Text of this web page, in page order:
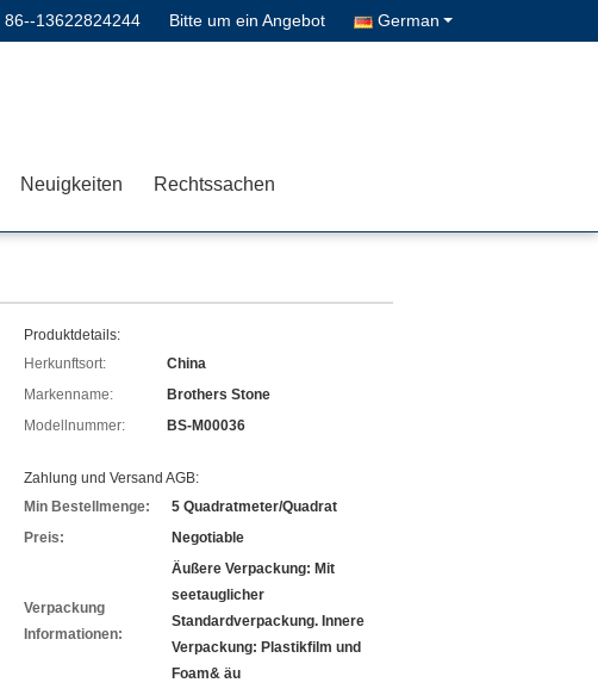
86--13622824244 Bitte um ein Angebot German
Neuigkeiten Rechtssachen
Produktdetails:
Herkunftsort:
China
Markenname:
Brothers Stone
Modellnummer:
BS-M00036
Zahlung und Versand AGB:
Min Bestellmenge:
5 Quadratmeter/Quadrat
Preis:
Negotiable
Verpackung
Informationen:
Äußere Verpackung: Mit
seetauglicher
Standardverpackung. Innere
Verpackung: Plastikfilm und
Foam& äu